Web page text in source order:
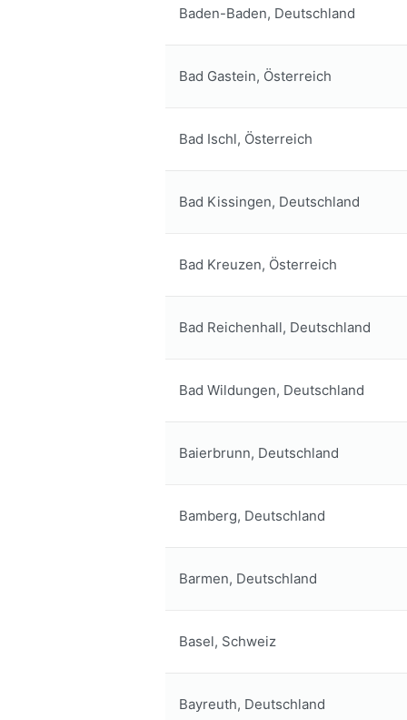
Baden-Baden, Deutschland
Bad Gastein, Österreich
Bad Ischl, Österreich
Bad Kissingen, Deutschland
Bad Kreuzen, Österreich
Bad Reichenhall, Deutschland
Bad Wildungen, Deutschland
Baierbrunn, Deutschland
Bamberg, Deutschland
Barmen, Deutschland
Basel, Schweiz
Bayreuth, Deutschland